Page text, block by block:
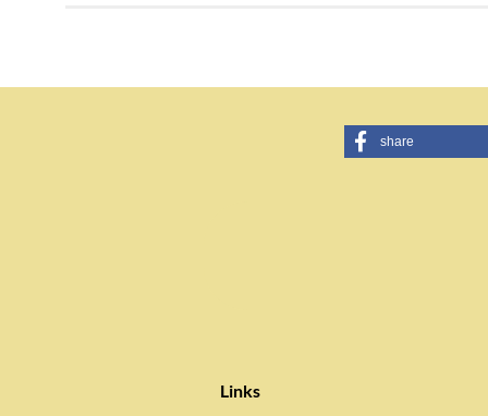
share
Links